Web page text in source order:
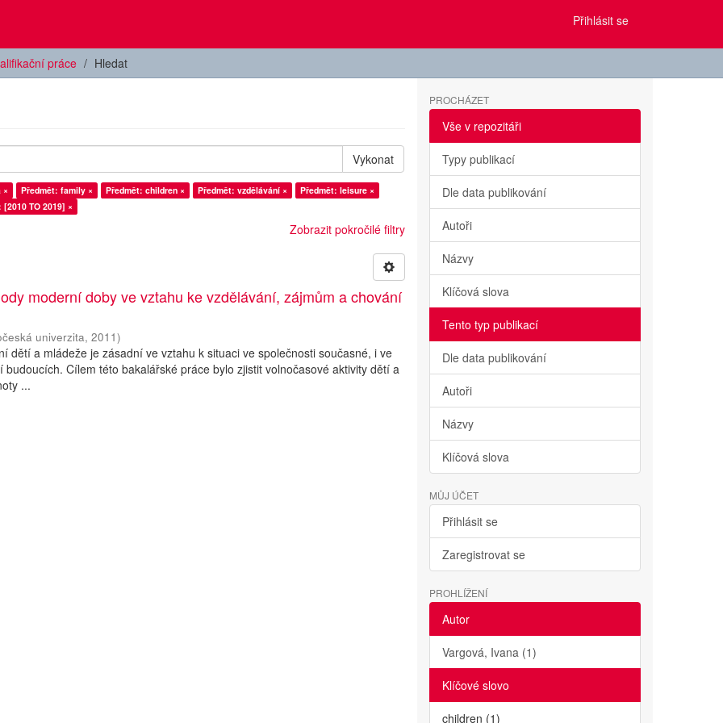
Přihlásit se
práce Hledat
Vykonat
× Předmět: family × Předmět: children × Předmět: vzdělávání ×
Předmět: leisure ×
TO 2019] ×
Zobrazit pokročilé filtry
moderní doby ve vztahu ke vzdělávání, zájmům a chování
univerzita,2011)
dětí a mládeže je zásadní ve vztahu k situaci ve společnosti současné, i ve
budoucích. Cílem této bakalářské práce bylo zjistit volnočasové aktivity dětí a
...
PROCHÁZET
Vše v repozitáři
Typy publikací
Dle data publikování
Autoři
Názvy
Klíčová slova
Tento typ publikací
Dle data publikování
Autoři
Názvy
Klíčová slova
MŮJ ÚČET
Přihlásit se
Zaregistrovat se
PROHLÍŽENÍ
Autor
Vargová, Ivana (1)
Klíčové slovo
children (1)